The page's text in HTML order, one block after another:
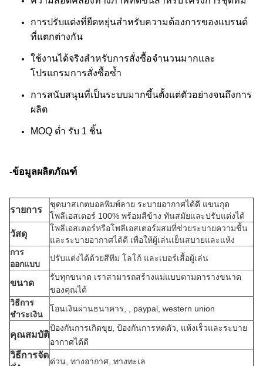
การปรับแต่งที่ยืดหยุ่นสำหรับความต้องการของแบรนด์
ที่แตกต่างกัน
ใช้งานได้จริงสำหรับการสั่งซื้อจำนวนมากและ
โปรแกรมการสั่งซื้อซ้ำ
การสนับสนุนที่เป็นระบบมากขึ้นตั้งแต่ตัวอย่างจนถึงการ
ผลิต
MOQ ต่ำ รับ 1 ชิ้น
-ข้อมูลผลิตภัณฑ์
รายการ
ชุดบาสเกตบอลพิมพ์ลาย ระบายอากาศได้ดี แขนกุด
โพลีเอสเตอร์ 100% พร้อมสีข้าง ทันสมัยและปรับแต่งได้
วัสดุ
โพลีเอสเตอร์หรือโพลีเอสเตอร์ผสมที่ช่วยระบายความชื้น
และระบายอากาศได้ดี เพื่อให้ผู้เล่นเย็นสบายและแห้ง
การ
ออกแบบ
ปรับแต่งได้ด้วยสีทีม โลโก้ และเบอร์เสื้อผู้เล่น
ขนาด
รับทุกขนาด เราสามารถสร้างแม่แบบตามตารางขนาด
ของคุณได้
วิธีการ
ชำระเงิน
โอนเงินผ่านธนาคาร, , paypal, western union
คุณสมบัติ
ป้องกันการเกิดขุย, ป้องกันการหดตัว, แห้งเร็วและระบาย
อากาศได้ดี
วิธีการจัด
ด่วน, ทางอากาศ, ทางทะเล